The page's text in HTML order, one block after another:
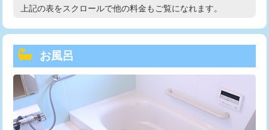
高度高圧洗浄換 現地調査
トーラー機使用/3mまで
追加トーラー機使用/3m超え
カメラ調査 33,000円
上記の表をスクロールで他の料金もご覧になれます。
お風呂